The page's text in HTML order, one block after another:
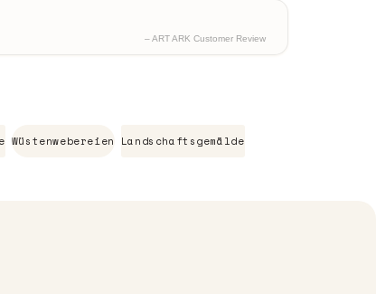
– ART ARK Customer Review
Wüstenwebereien Landschaftsgemälde